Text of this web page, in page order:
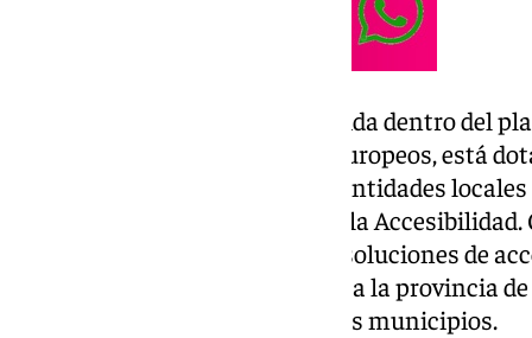
Se trata de una actuación incluida dentro del
programa, con cargo a fondos europeos, está
para conceder subvenciones a entidades
adheridas al Pacto Andaluz por la
realizado actuaciones que dan soluciones de
espacios públicos. En concreto, a la provincia
millones de euros a obras en seis municipios.